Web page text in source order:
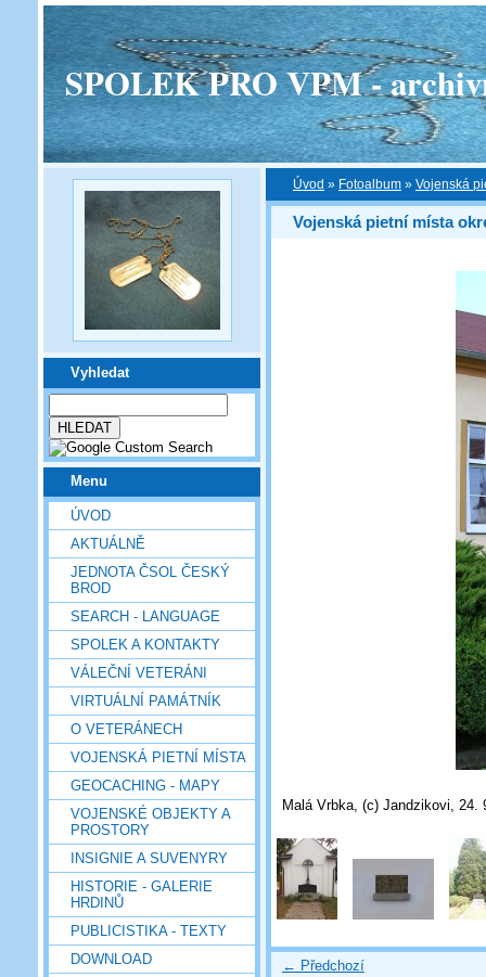
SPOLEK PRO VPM -
Vyhledat
Menu
ÚVOD
AKTUÁLNĚ
JEDNOTA ČSOL ČESKÝ
BROD
SEARCH - LANGUAGE
SPOLEK A KONTAKTY
VÁLEČNÍ VETERÁNI
VIRTUÁLNÍ PAMÁTNÍK
O VETERÁNECH
VOJENSKÁ PIETNÍ MÍSTA
GEOCACHING - MAPY
VOJENSKÉ OBJEKTY A
PROSTORY
INSIGNIE A SUVENYRY
HISTORIE - GALERIE
HRDINŮ
PUBLICISTIKA - TEXTY
DOWNLOAD
Úvod » Fotoalbum » Vojenská
Vojenská pietní místa
Malá Vrbka, (c) Jandzikovi, 24.
← Předchozí